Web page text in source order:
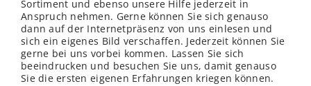
Sortiment und ebenso unsere Hilfe jederzeit in
Anspruch nehmen. Gerne können Sie sich genauso
dann auf der Internetpräsenz von uns einlesen und
sich ein eigenes Bild verschaffen. Jederzeit können Sie
gerne bei uns vorbei kommen. Lassen Sie sich
beeindrucken und besuchen Sie uns, damit genauso
Sie die ersten eigenen Erfahrungen kriegen können.